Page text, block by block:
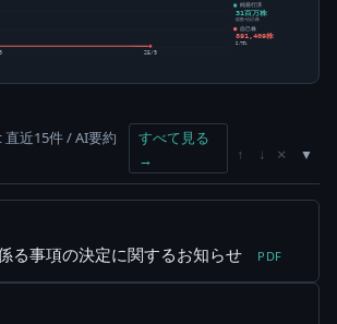
25/9
純発行済
31百万株
総数-自己株
自己株
891,409株
2.79%
直近15件 / AI要約
すべて見る
→
↑ ↓ ×
る事項の決定に関するお知らせ PDF